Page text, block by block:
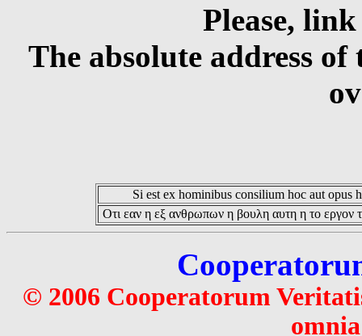
Please,
The absolute address
Si est ex hominibus consilium hoc aut opus
Οτι εαν η εξ ανθρωπων η βουλη αυτη η το εργον
© 2006 Cooperatorum